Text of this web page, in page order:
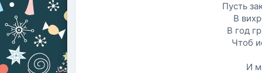
Пусть
В
В год
Чтоб
И